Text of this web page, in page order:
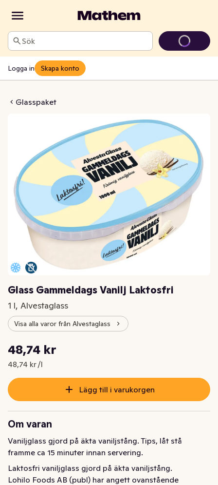
Sök
Logga in Skapa konto
Glasspaket
Vanilj Laktosfri
Glass Gammeldags Vanilj Laktosfri
1 l, Alvestaglass
Visa alla varor från Alvestaglass
Nuvarande pris är: 48,74 kr
48,74 kr
48,74 kr /l
Styckpris: 48,74 kr /l
Lägg till i varukorgen
Om varan
Vaniljglass gjord på äkta vaniljstång. Tips, låt stå
framme ca 15 minuter innan servering.
Laktosfri vaniljglass gjord på äkta vaniljstång.
Lohilo Foods AB (publ) har angett ovanstående